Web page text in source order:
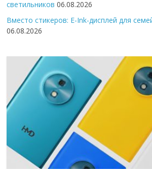
светильников 06.08.2026
Вместо стикеров: E-Ink-дисплей для
06.08.2026